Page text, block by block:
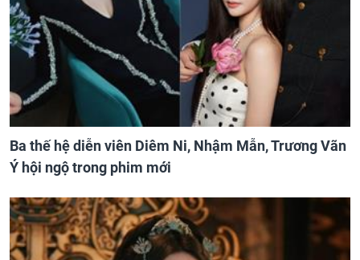
Ba thế hệ diễn viên Diêm Ni, Nhậm Mẫn, Trương Vãn
Ý hội ngộ trong phim mới